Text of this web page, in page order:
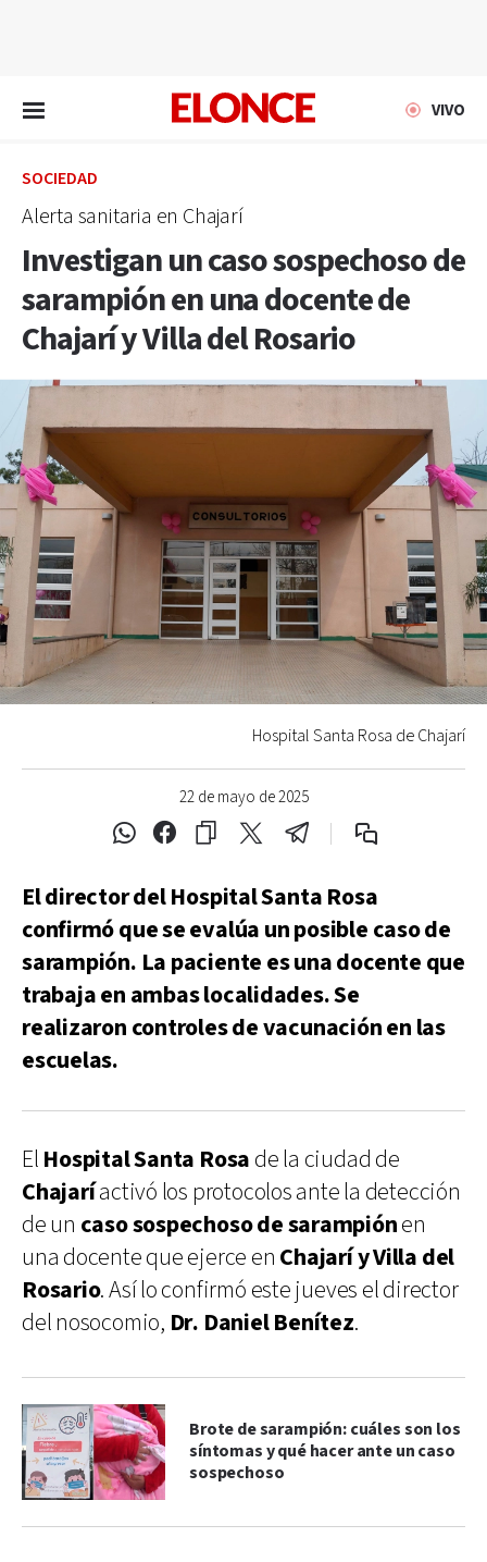
VIVO
SOCIEDAD
Alerta sanitaria en Chajarí
Investigan un caso sospechoso de
sarampión en una docente de
Chajarí y Villa del Rosario
22 de mayo de 2025
Hospital Santa Rosa de Chajarí
El director del Hospital Santa Rosa
confirmó que se evalúa un posible caso de
sarampión. La paciente es una docente que
trabaja en ambas localidades. Se
realizaron controles de vacunación en las
escuelas.
El Hospital Santa Rosa de la ciudad de
Chajaríactivó los protocolos ante la detección
de un caso sospechoso de sarampiónen
una docente que ejerce en Chajarí y Villa del
Rosario. Así lo confirmó este jueves el director
del nosocomio, Dr. Daniel Benítez.
Brote de sarampión: cuáles son los
síntomas y qué hacer ante un caso
sospechoso